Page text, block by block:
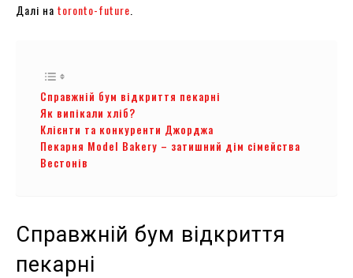
Далі на toronto-future
Справжній бум відкриття пекарні
Як випікали хліб?
Клієнти та конкуренти Джорджа
Пекарня Model Bakery – затишний дім сімейства
Вестонів
Справжній бум відкриття
пекарні